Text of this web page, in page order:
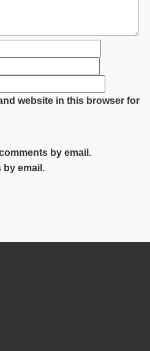
website in this browser for
by email.
by email.